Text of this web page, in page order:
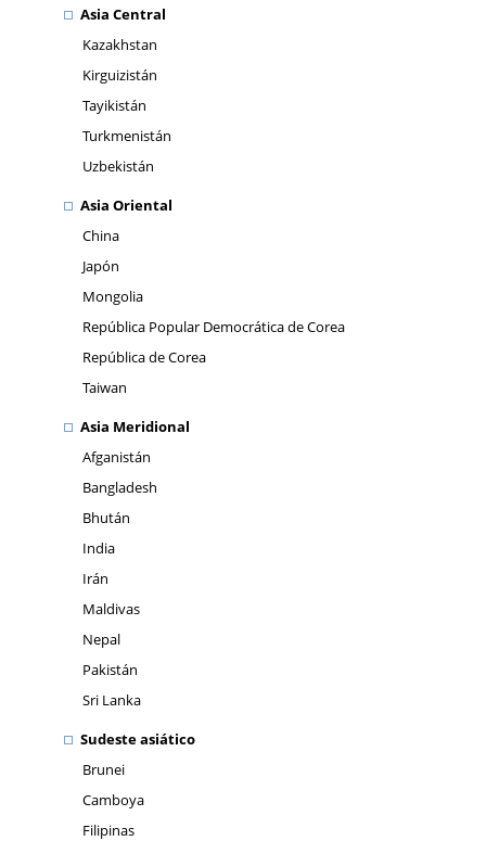
Asia Central
Kazakhstan
Kirguizistán
Tayikistán
Turkmenistán
Uzbekistán
Asia Oriental
China
Japón
Mongolia
República Popular Democrática de Corea
República de Corea
Taiwan
Asia Meridional
Afganistán
Bangladesh
Bhután
India
Irán
Maldivas
Nepal
Pakistán
Sri Lanka
Sudeste asiático
Brunei
Camboya
Filipinas